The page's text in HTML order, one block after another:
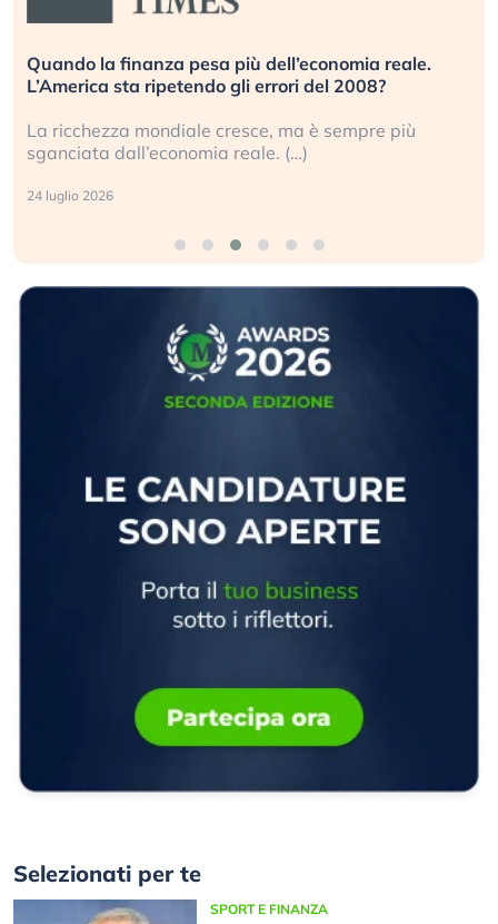
Quando la finanza pesa più dell’economia reale.
L’America sta ripetendo gli errori del 2008?
La ricchezza mondiale cresce, ma è sempre più
sganciata dall’economia reale. (…)
24 luglio 2026
Selezionati per te
SPORT E FINANZA